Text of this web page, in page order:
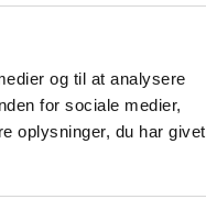
og til at analysere
for sociale medier,
oplysninger, du har givet